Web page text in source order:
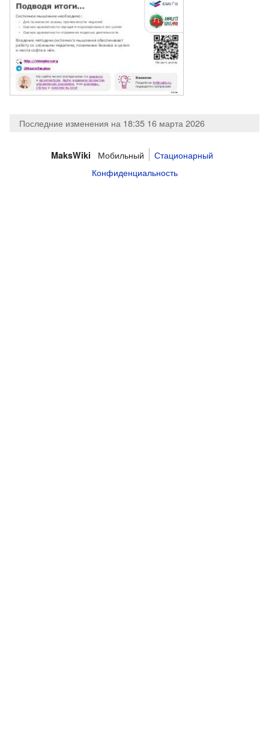
Последние изменения на 18:35 16 марта 2026
MaksWiki Мобильный
Стационарный
Конфиденциальность